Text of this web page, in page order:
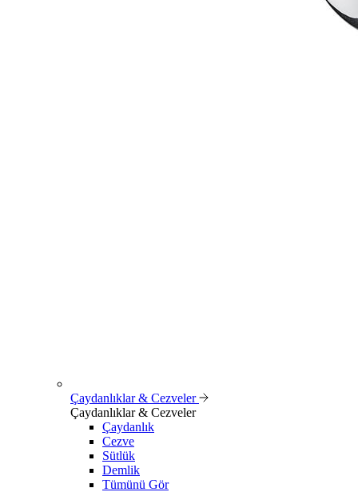
Çaydanlıklar & Cezveler
Çaydanlıklar & Cezveler
Çaydanlık
Cezve
Sütlük
Demlik
Tümünü Gör